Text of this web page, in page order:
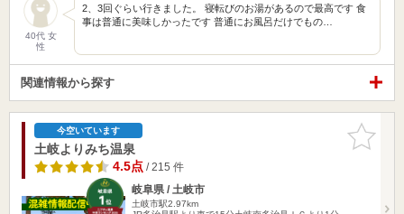
40代 女
性
2、3回ぐらい行きました。 寝転びのお湯があるので最高です 食
事は普通に美味しかったです 普通にお風呂だけでもの…
関連情報から探す
お気に入
りに追加
今空いています
土岐よりみち温泉
4.5点/ 215 件
岐阜県 / 土岐市
土岐市駅2.97km